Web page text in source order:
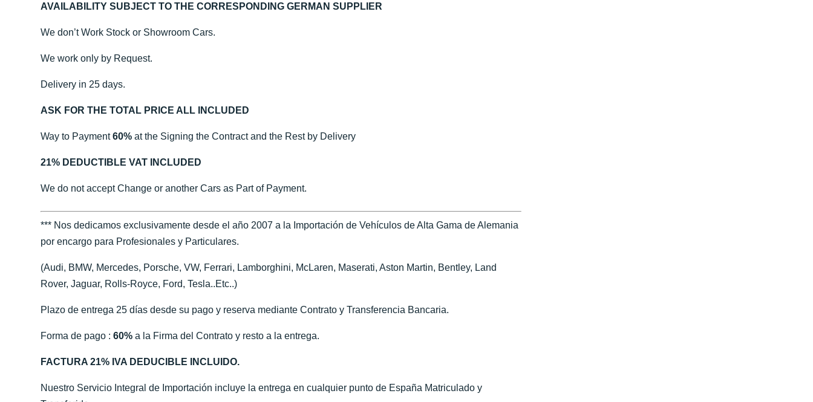
AVAILABILITY SUBJECT TO THE CORRESPONDING GERMAN SUPPLIER
We don’t Work Stock or Showroom Cars.
We work only by Request.
Delivery in 25 days.
ASK FOR THE TOTAL PRICE ALL INCLUDED
Way to Payment60% at the Signing the Contract and the Rest by Delivery
21% DEDUCTIBLE VAT INCLUDED
We do not accept Change or another Cars as Part of Payment.
*** Nos dedicamos exclusivamente desde el año 2007 a la Importación de Vehículos de Alta Gama de Alemania
por encargo para Profesionales y Particulares.
(Audi, BMW, Mercedes, Porsche, VW, Ferrari, Lamborghini, McLaren, Maserati, Aston Martin, Bentley, Land
Rover, Jaguar, Rolls-Royce, Ford, Tesla..Etc..)
Plazo de entrega 25 días desde su pago y reserva mediante Contrato y Transferencia Bancaria.
Forma de pago :60% a la Firma del Contrato y resto a la entrega.
FACTURA 21% IVA DEDUCIBLE INCLUIDO.
Nuestro Servicio Integral de Importación incluye la entrega en cualquier punto de España Matriculado y